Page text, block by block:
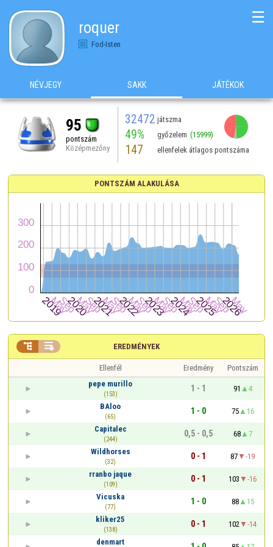
roquer
Fod-Isten
☰
NÉVJEGY SAKK JÁTÉKOK
95
pontszám
Középmezőny
32472 játszma
49% győzelem (15999)
147 ellenfelek átlagos pontszáma
PONTSZÁM ALAKULÁSA
EREDMÉNYEK
 
Ellenfél Eredmény
Pontszám
pepe murillo
(153)
1 - 1 91
4
BAloo
(65)
1 - 0 75
16
Capitalec
(244)
0,5 - 0,5 68
7
Wildhorses
(32)
0 - 1 87
-19
rranbo jaque
(109)
0 - 1 103
-16
Vicuska
(77)
1 - 0 88
15
kliker25
(138)
0 - 1 102
-14
denmart